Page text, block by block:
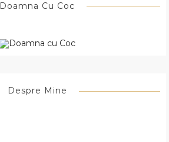
Doamna Cu Coc
Despre Mine